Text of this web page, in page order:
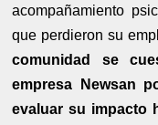
acompañamiento
que perdieron su
comunidad se
empresa Newsan
evaluar su impacto